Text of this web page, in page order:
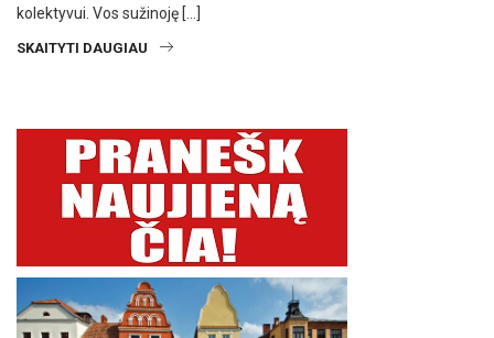
kolektyvui. Vos sužinoję […]
SKAITYTI DAUGIAU